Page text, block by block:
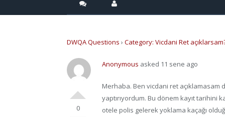
DWQA Questions › Category: Vicdani Ret
0
Anonymous asked 11 sene ago
Merhaba. Ben vicdani ret açıklamasam
yaptırıyordum. Bu dönem kayıt tarihini
otele polis gelerek yoklama kaçağı